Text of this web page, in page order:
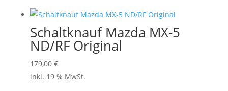
Schaltknauf Mazda MX-5
ND/RF Original
179,00 €
inkl. 19 % MwSt.